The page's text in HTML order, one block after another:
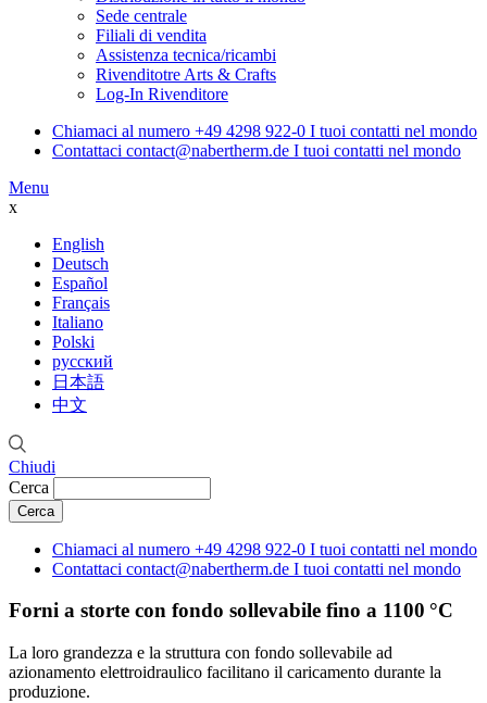
Sede centrale
Filiali di vendita
Assistenza tecnica/ricambi
Rivenditotre Arts & Crafts
Log-In Rivenditore
Chiamaci al numero +49 4298 922-0 I tuoi contatti nel mondo
Contattaci contact@nabertherm.de I tuoi contatti nel mondo
Menu
x
English
Deutsch
Español
Français
Italiano
Polski
русский
日本語
中文
Chiudi
Cerca
Chiamaci al numero +49 4298 922-0 I tuoi contatti nel mondo
Contattaci contact@nabertherm.de I tuoi contatti nel mondo
Forni a storte con fondo sollevabile fino a 1100 °C
La loro grandezza e la struttura con fondo sollevabile ad
azionamento elettroidraulico facilitano il caricamento durante la
produzione.